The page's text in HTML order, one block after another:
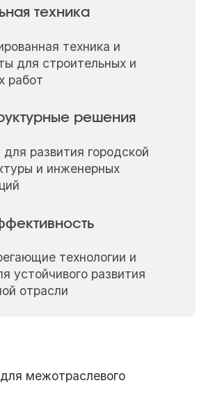
техника
техника и
для строительных и
работ
решения
для развития городской
и инженерных
технологии и
устойчивого развития
отрасли
межотраслевого